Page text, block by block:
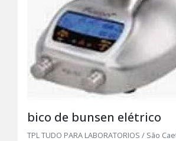
bico de bunsen elétrico
TPL TUDO PARA LABORATORIOS / São